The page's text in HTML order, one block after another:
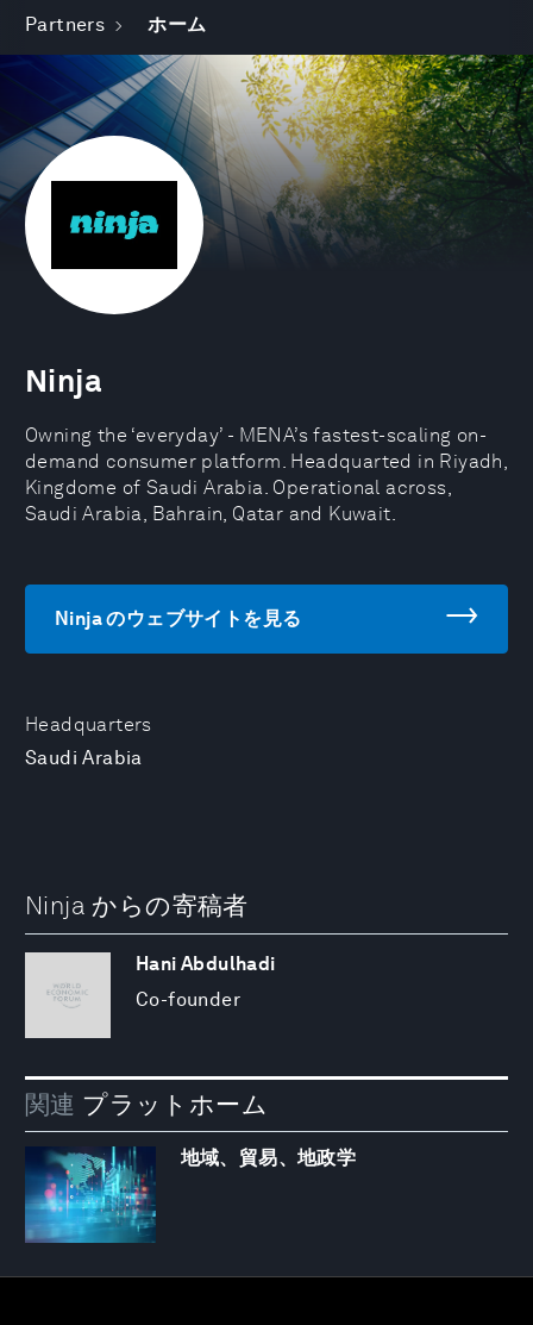
Partners ホーム
Headquarters
Saudi Arabia
Ninja
Owning the ‘everyday’ - MENA’s fastest-scaling on-
demand consumer platform. Headquarted in Riyadh,
Kingdome of Saudi Arabia. Operational across,
Saudi Arabia, Bahrain, Qatar and Kuwait.
Ninja のウェブサイトを見る
Ninja からの寄稿者
Hani Abdulhadi
Co-founder
関連 プラットホーム
地域、貿易、地政学